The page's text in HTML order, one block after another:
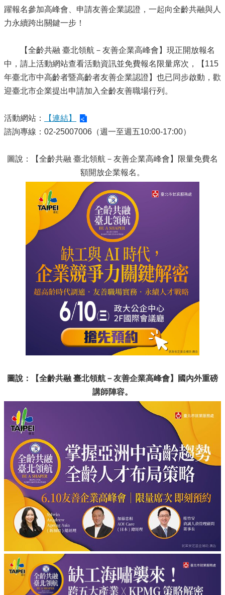
躍報名參加高峰會、申請友善企業認證，一起向全齡共融與人
力永續跨出關鍵一步！
【全齡共融 臺北領航－友善企業高峰會】現正開放報名
中，請上活動網站查看活動資訊並免費報名限量席次，【115
年臺北市中高齡者暨高齡者友善企業認證】也已同步啟動，歡
迎臺北市企業提出申請加入全齡友善職場行列。
活動網站：
【連結】
諮詢專線：02-25007006（週一至週五10:00-17:00）
圖說：【全齡共融 臺北領航－友善企業高峰會】限量免費名
額開放企業報名。
圖說：【全齡共融 臺北領航－友善企業高峰會】國內外重磅
講師陣容。